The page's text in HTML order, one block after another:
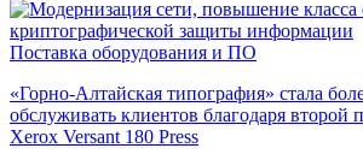
Поставка оборудования и ПО
«Горно-Алтайская типография» стала
обслуживать клиентов благодаря
Xerox Versant 180 Press